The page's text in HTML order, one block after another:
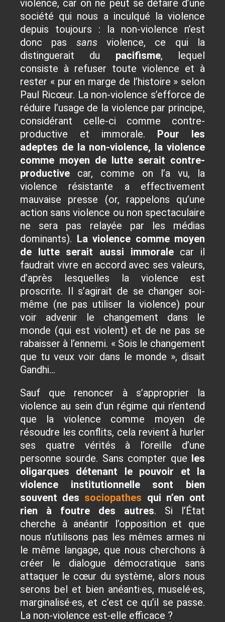
violence, car on ne peut se défaire d’une
société qui nous a inculqué la violence
depuis toujours : la non-violence n’est
donc pas sansviolence, ce qui la
distinguerait du pacifisme, lequel
consiste à refuser toute violence et à
rester « pur en marge de l’histoire » selon
Paul Ricœur. La non-violence s’efforce de
réduire l’usage de la violence par principe,
considérant celle-ci comme contre-
productive et immorale. Pour les
adeptes de la non-violence, la violence
comme moyen de lutte serait contre-
productive car, comme on l’a vu, la
violence résistante a effectivement
mauvaise presse (or, rappelons qu’une
action sans violence ou non spectaculaire
ne sera pas relayée par les médias
dominants). La violence comme moyen
de lutte serait aussi immoralecar il
faudrait vivre en accord avec ses valeurs,
d’après lesquelles la violence est
proscrite. Il s’agirait de se changer soi-
même (ne pas utiliser la violence) pour
voir advenir le changement dans le
monde (qui est violent) et de ne pas se
rabaisser à l’ennemi. « Sois le changement
que tu veux voir dans le monde », disait
Gandhi…
Sauf que renoncer à s’approprier la
violence au sein d’un régime qui n’entend
que la violence comme moyen de
résoudre les conflits, cela revient à hurler
ses quatre vérités à l’oreille d’une
personne sourde. Sans compter que les
oligarques détenant le pouvoir et la
violence institutionnelle sont bien
souvent des sociopathes qui n’en ont
rien à foutre des autres. Si l’État
cherche à anéantir l’opposition et que
nous n’utilisons pas les mêmes armes ni
le même langage, que nous cherchons à
créer le dialogue démocratique sans
attaquer le cœur du système, alors nous
serons bel et bien anéanti·es, muselé·es,
marginalisé·es, et c’est ce qu’il se passe.
La non-violence est-elle efficace ?